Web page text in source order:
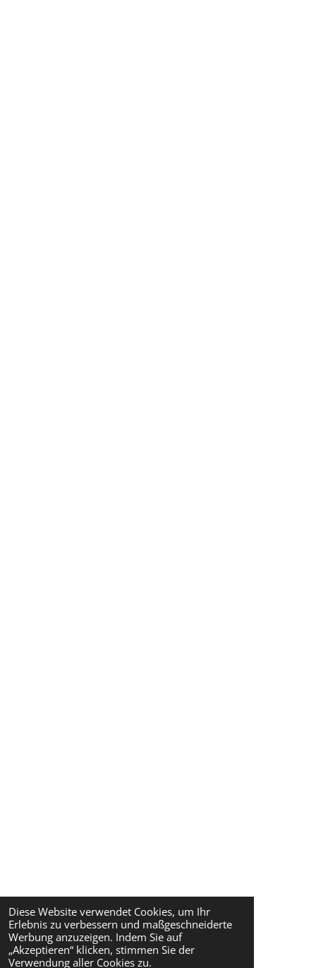
Diese Website verwendet Cookies, um Ihr
Erlebnis zu verbessern und maßgeschneiderte
Werbung anzuzeigen. Indem Sie auf
„Akzeptieren“ klicken, stimmen Sie der
Verwendung aller Cookies zu.